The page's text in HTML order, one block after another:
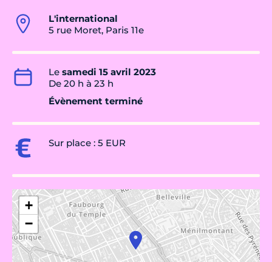
L'international
5 rue Moret, Paris 11e
Le samedi 15 avril 2023
De 20 h à 23 h
Évènement terminé
Sur place : 5 EUR
+
−